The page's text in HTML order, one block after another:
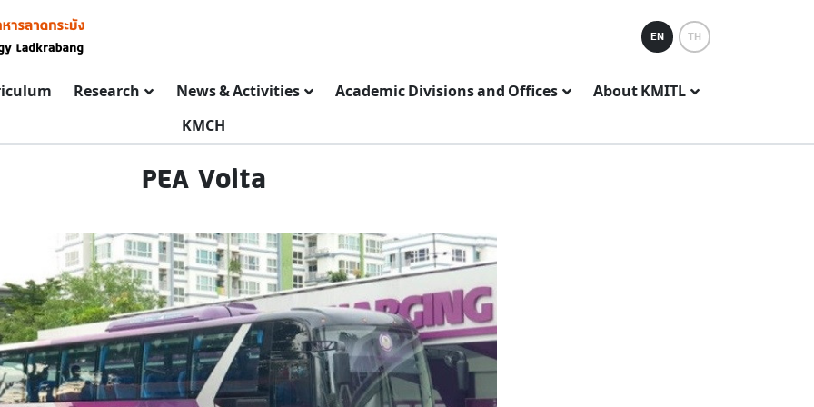
EN TH
Research News & Activities Academic Divisions and Offices
About KMITL
KMCH
PEA Volta